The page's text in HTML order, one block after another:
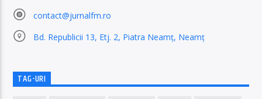
contact@jurnalfm.ro
Bd. Republicii 13, Etj. 2, Piatra Neamț, Neamț
TAG-URI